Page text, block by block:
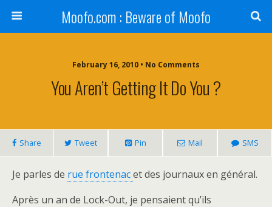
Moofo.com : Beware of Moofo
February 16, 2010 • No Comments
You Aren’t Getting It Do You ?
Share Tweet Pin Mail SMS
Je parles de rue frontenacet des journaux en général.
Après un an de Lock-Out, je pensaient qu’ils